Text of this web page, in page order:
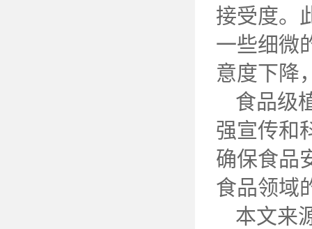
接受度。
一些细微
意度下降
食品级
强宣传和
确保食品
食品领域
本文来